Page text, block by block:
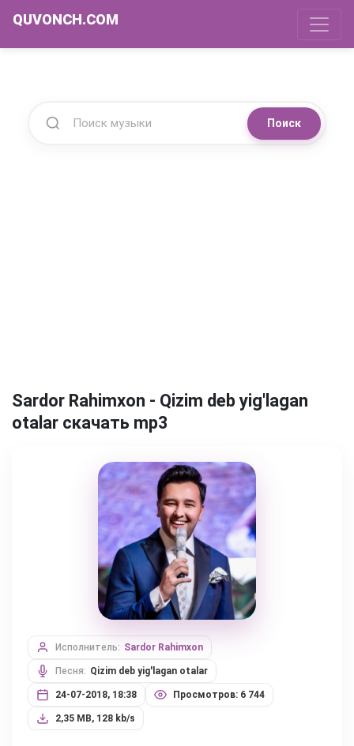
QUVONCH.COM
Поиск
Sardor Rahimxon - Qizim deb yig'lagan
otalar скачать mp3
Исполнитель: Sardor Rahimxon
Песня: Qizim deb yig'lagan otalar
24-07-2018, 18:38 Просмотров: 6 744
2,35 MB, 128 kb/s